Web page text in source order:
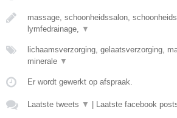
massage, schoonheidssalon,
lymfedrainage, ▼
lichaamsverzorging, gelaatsverzorging,
minerale ▼
Er wordt gewerkt op afspraak.
Laatste tweets ▼ Laatste facebook